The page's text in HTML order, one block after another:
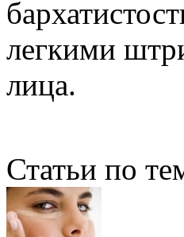
легкими
лица.
Статьи по